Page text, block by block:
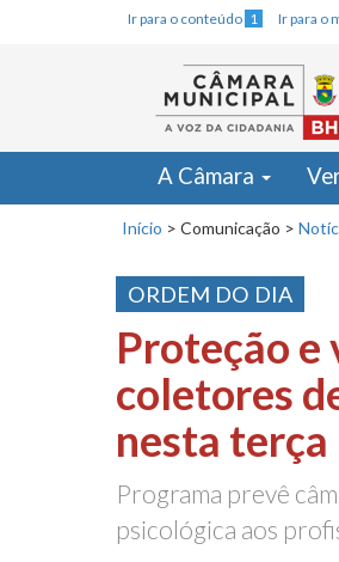
Ir para o conteúdo 1 Ir para o
A Câmara
Início > Comunicação >
ORDEM DO DIA
Proteção e
coletores
nesta terça
Programa prevê
psicológica aos